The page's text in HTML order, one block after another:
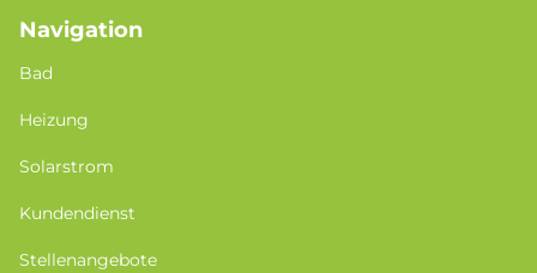
Navigation
Bad
Heizung
Solarstrom
Kundendienst
Stellenangebote